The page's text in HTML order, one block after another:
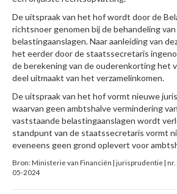
De uitspraak van het hof wordt door de
richtsnoer genomen bij de behandeling
belastingaanslagen. Naar aanleiding van
het eerder door de staatssecretaris
de berekening van de ouderenkorting het
deel uitmaakt van het verzamelinkomen.
De uitspraak van het hof vormt nieuwe
waarvan geen ambtshalve vermindering
vaststaande belastingaanslagen wordt
standpunt van de staatssecretaris vormt
eveneens geen grond oplevert voor
Bron: Ministerie van Financiën | jurisprudentie |
05-2024